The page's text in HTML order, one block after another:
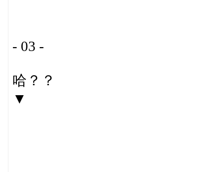
- 03 -
哈？？
▼